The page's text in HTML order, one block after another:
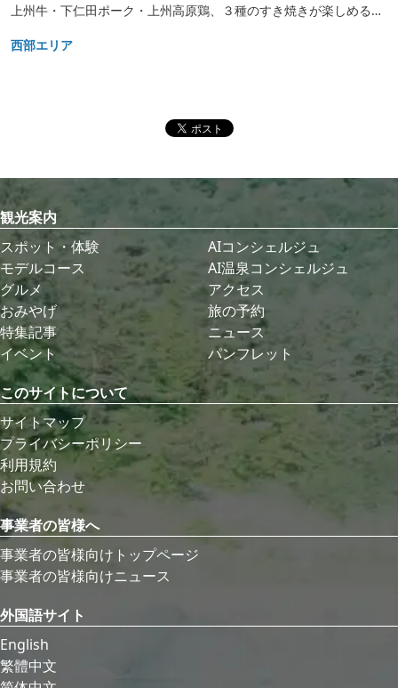
上州牛・下仁田ポーク・上州高原鶏、３種のすき焼きが楽しめるお
西部エリア
観光案内
スポット・体験
モデルコース
グルメ
おみやげ
特集記事
イベント
AIコンシェルジュ
AI温泉コンシェルジュ
アクセス
旅の予約
ニュース
パンフレット
このサイトについて
サイトマップ
プライバシーポリシー
利用規約
お問い合わせ
事業者の皆様へ
事業者の皆様向けトップページ
事業者の皆様向けニュース
外国語サイト
English
繁體中文